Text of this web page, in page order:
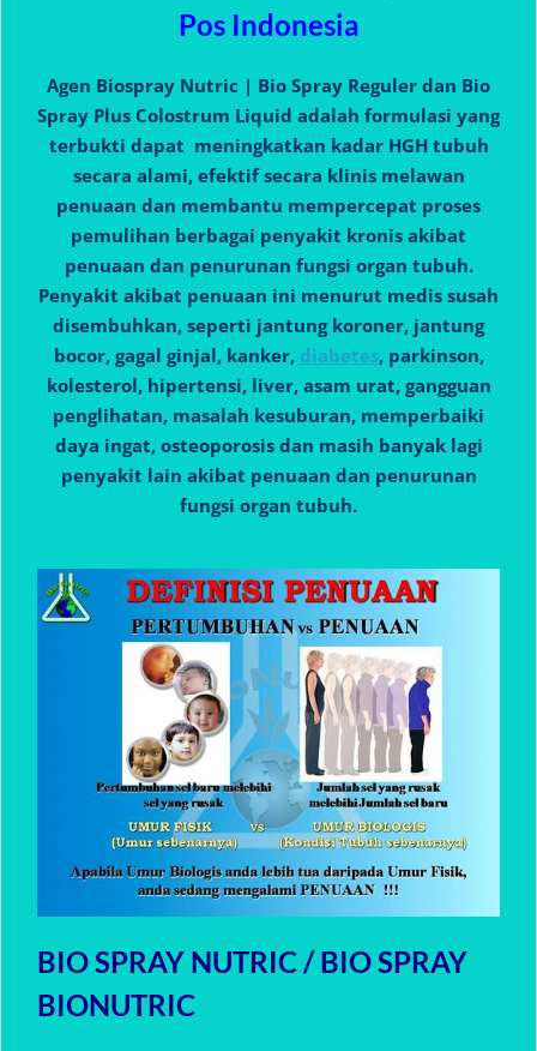
Pos Indonesia
Agen Biospray Nutric | Bio Spray Reguler dan Bio
Spray Plus Colostrum Liquid adalah formulasi yang
terbukti dapat meningkatkan kadar HGH tubuh
secara alami, efektif secara klinis melawan
penuaan dan membantu mempercepat proses
pemulihan berbagai penyakit kronis akibat
penuaan dan penurunan fungsi organ tubuh.
Penyakit akibat penuaan ini menurut medis susah
disembuhkan, seperti jantung koroner, jantung
bocor, gagal ginjal, kanker, diabetes, parkinson,
kolesterol, hipertensi, liver, asam urat, gangguan
penglihatan, masalah kesuburan, memperbaiki
daya ingat, osteoporosis dan masih banyak lagi
penyakit lain akibat penuaan dan penurunan
fungsi organ tubuh.
BIO SPRAY NUTRIC / BIO SPRAY
BIONUTRIC